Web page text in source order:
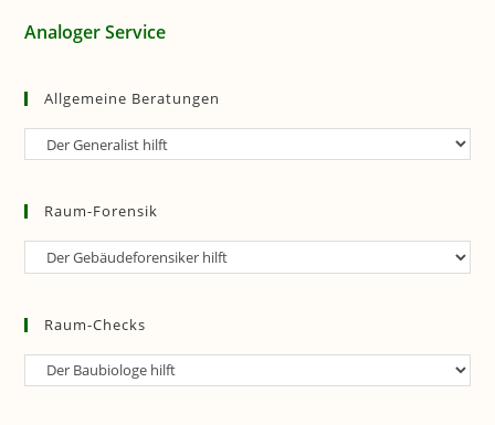
Analoger Service
Allgemeine Beratungen
Allgemeine
Raum-Forensik
Raum-
Raum-Checks
Raum-